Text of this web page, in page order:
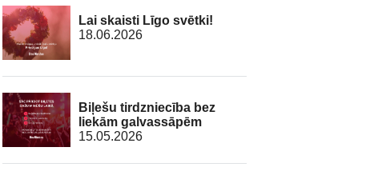
Lai skaisti Līgo svētki!
18.06.2026
Biļešu tirdzniecība bez
liekām galvassāpēm
15.05.2026